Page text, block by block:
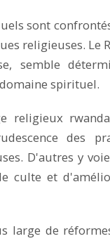
sont
religieuses. Le
semble
spirituel.
religieux
des
D'autres y
culte et
large de